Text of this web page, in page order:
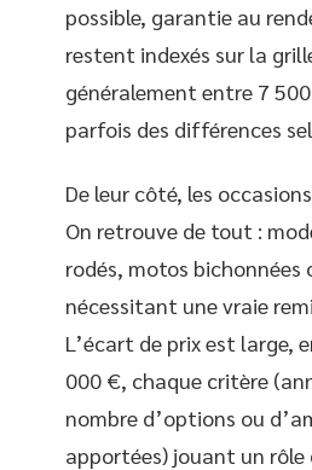
possible, garantie au
restent indexés sur la
généralement entre 7
parfois des différences
De leur côté, les
On retrouve de tout :
rodés, motos bichonnées
nécessitant une vraie
L’écart de prix est large,
000 €, chaque critère
nombre d’options ou
apportées) jouant un